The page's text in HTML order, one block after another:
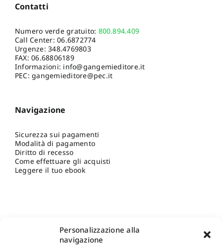
Personalizzazione alla
navigazione
Contatti
Numero verde gratuito: 800.894.409
Call Center:06.6872774
Urgenze:348.4769803
FAX: 06.68806189
Informazioni: info@gangemieditore.it
PEC: gangemieditore@pec.it
Navigazione
Sicurezza sui pagamenti
Modalità di pagamento
Diritto di recesso
Come effettuare gli acquisti
Leggere il tuo ebook